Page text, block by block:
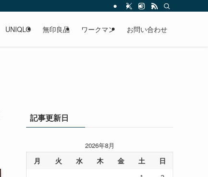
UNIQLO 無印良品 ワークマン お問い合わせ
記事更新日
2026年8月
月 火 水 木 金 土 日